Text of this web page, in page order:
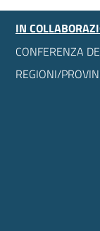
IN
CONFERENZA
REGIONI/